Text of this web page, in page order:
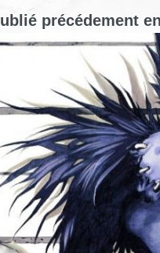
précédement